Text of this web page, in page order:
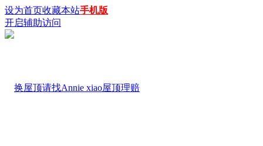
设为首页收藏本站手机版
开启辅助访问